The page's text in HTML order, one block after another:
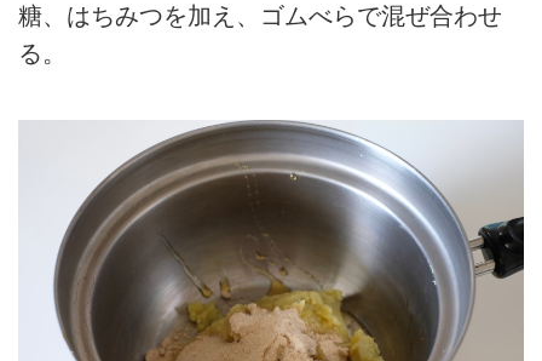
糖、はちみつを加え、ゴムべらで混ぜ合わせ
る。